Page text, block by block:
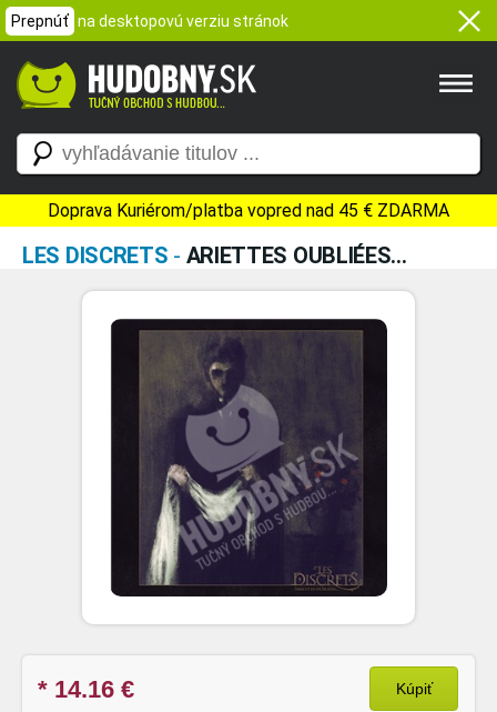
Prepnúť na desktopovú verziu stránok
Doprava Kuriérom/platba vopred nad 45 € ZDARMA
LES DISCRETS - ARIETTES OUBLIÉES...
* 14.16 € Kúpiť